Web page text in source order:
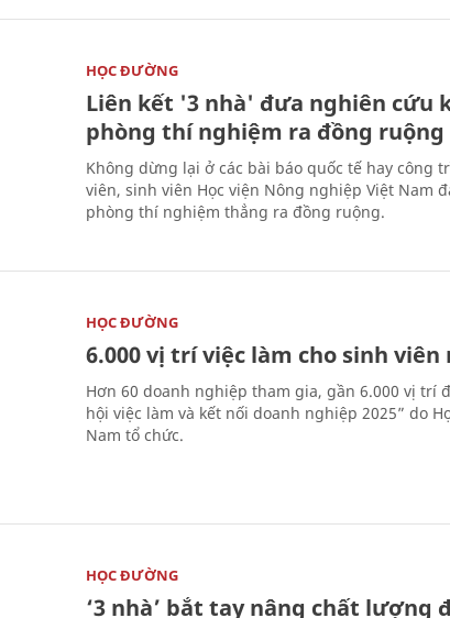
HỌC ĐƯỜNG
Liên kết '3 nhà' đưa nghiên cứu
phòng thí nghiệm ra đồng ruộng
Không dừng lại ở các bài báo quốc tế hay công
viên, sinh viên Học viện Nông nghiệp Việt Nam
phòng thí nghiệm thẳng ra đồng ruộng.
HỌC ĐƯỜNG
6.000 vị trí việc làm cho sinh
Hơn 60 doanh nghiệp tham gia, gần 6.000 vị trí
hội việc làm và kết nối doanh nghiệp 2025” do
Nam tổ chức.
HỌC ĐƯỜNG
‘3 nhà’ bắt tay nâng chất lượng